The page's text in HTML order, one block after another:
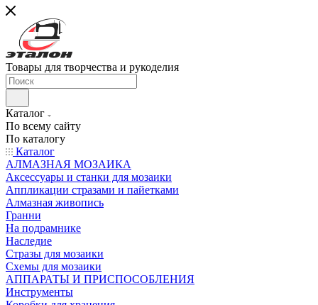
Товары для творчества и рукоделия
Каталог
По всему сайту
По каталогу
Каталог
АЛМАЗНАЯ МОЗАИКА
Аксессуары и станки для мозаики
Аппликации стразами и пайетками
Алмазная живопись
Гранни
На подрамнике
Наследие
Стразы для мозаики
Схемы для мозаики
АППАРАТЫ И ПРИСПОСОБЛЕНИЯ
Инструменты